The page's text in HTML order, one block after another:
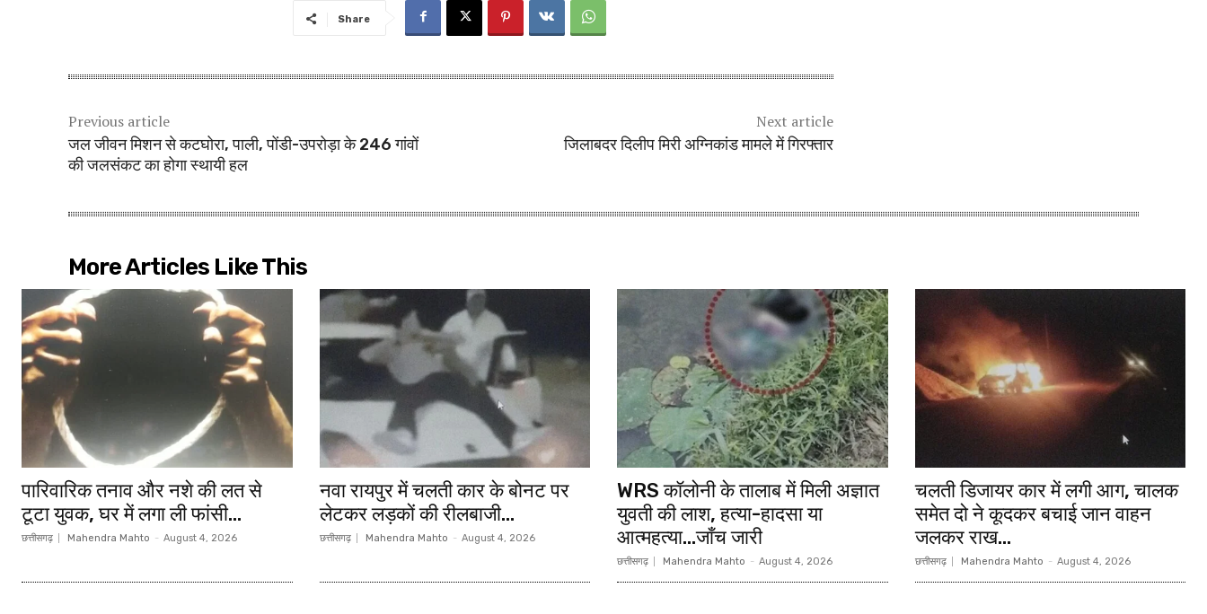
Share
Previous article
जल जीवन मिशन से कटघोरा, पाली, पोंडी-उपरोड़ा के 246 गांवों
की जलसंकट का होगा स्थायी हल
Next article
जिलाबदर दिलीप मिरी अग्निकांड मामले में गिरफ्तार
More Articles Like This
पारिवारिक तनाव और नशे की लत से
टूटा युवक, घर में लगा ली फांसी…
छत्तीसगढ़ Mahendra Mahto - August 4, 2026
नवा रायपुर में चलती कार के बोनट पर
लेटकर लड़कों की रीलबाजी…
छत्तीसगढ़ Mahendra Mahto - August 4, 2026
WRS कॉलोनी के तालाब में मिली अज्ञात
युवती की लाश, हत्या-हादसा या
आत्महत्या…जाँच जारी
छत्तीसगढ़ Mahendra Mahto - August 4, 2026
चलती डिजायर कार में लगी आग, चालक
समेत दो ने कूदकर बचाई जान वाहन
जलकर राख…
छत्तीसगढ़ Mahendra Mahto - August 4, 2026